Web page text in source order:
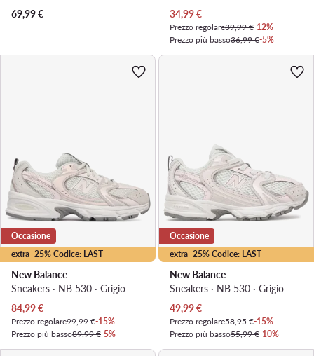
69,99€
Prezzo attuale
34,99€
Prezzo regolare39,99 €-12%
Prezzo più basso36,99 €-5%
extra -25% Codice: LAST
Occasione
New Balance
Sneakers · NB 530 · Grigio
Prezzo attuale
84,99€
Prezzo regolare99,99 €-15%
Prezzo più basso89,99 €-5%
extra -25% Codice: LAST
Occasione
New Balance
Sneakers · NB 530 · Grigio
Prezzo attuale
49,99€
Prezzo regolare58,95 €-15%
Prezzo più basso55,99 €-10%